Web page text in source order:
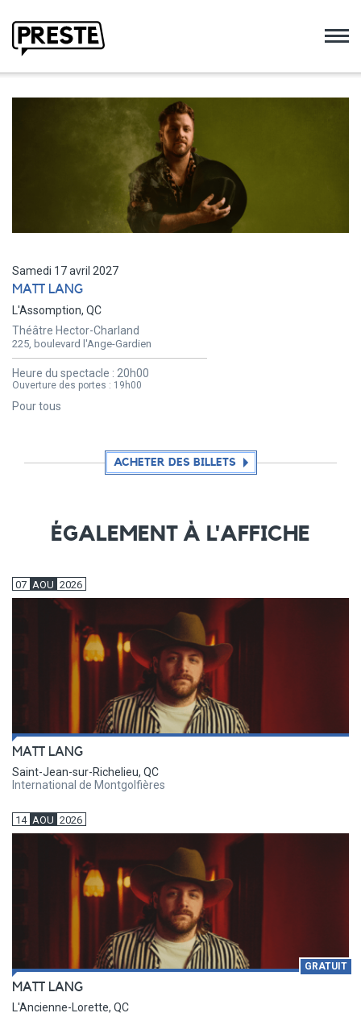
Samedi 17 avril 2027
MATT LANG
L'Assomption, QC
Théâtre Hector-Charland
225, boulevard l'Ange-Gardien
Heure du spectacle : 20h00
Ouverture des portes : 19h00
Pour tous
ACHETER DES BILLETS
ÉGALEMENT À L'AFFICHE
07 AOU 2026
MATT LANG
Saint-Jean-sur-Richelieu, QC
International de Montgolfières
14 AOU 2026
GRATUIT
MATT LANG
L'Ancienne-Lorette, QC